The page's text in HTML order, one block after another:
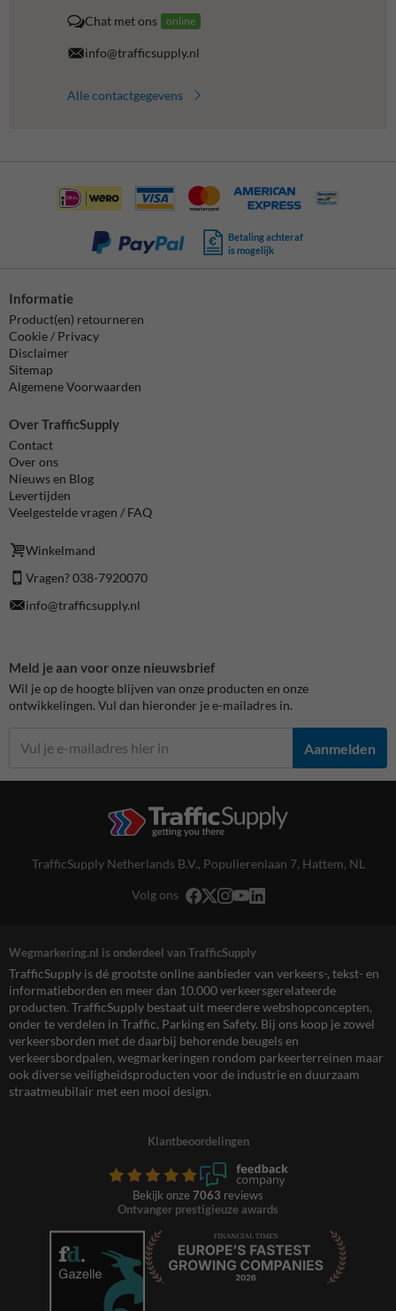
Chat met ons online
info@trafficsupply.nl
Alle contactgegevens
Betaling achteraf
is mogelijk
Informatie
Product(en) retourneren
Cookie / Privacy
Disclaimer
Sitemap
Algemene Voorwaarden
Over TrafficSupply
Contact
Over ons
Nieuws en Blog
Levertijden
Veelgestelde vragen / FAQ
Winkelmand
Vragen? 038-7920070
info@trafficsupply.nl
Meld je aan voor onze nieuwsbrief
Wil je op de hoogte blijven van onze producten en onze
ontwikkelingen. Vul dan hieronder je e-mailadres in.
Aanmelden
TrafficSupply Netherlands B.V., Populierenlaan 7, Hattem, NL
Volg ons
Wegmarkering.nl is onderdeel van TrafficSupply
TrafficSupply is dé grootste online aanbieder van verkeers-, tekst- en
informatieborden en meer dan 10.000 verkeersgerelateerde
producten. TrafficSupply bestaat uit meerdere webshopconcepten,
onder te verdelen in Traffic, Parking en Safety. Bij ons koop je zowel
verkeersborden met de daarbij behorende beugels en
verkeersbordpalen, wegmarkeringen rondom parkeerterreinen maar
ook diverse veiligheidsproducten voor de industrie en duurzaam
straatmeubilair met een mooi design.
Klantbeoordelingen
Bekijk onze 7063 reviews
Ontvanger prestigieuze awards